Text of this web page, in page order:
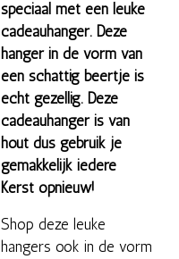
speciaal met een leuke
cadeauhanger. Deze
hanger in de vorm van
een schattig beertje is
echt gezellig. Deze
cadeauhanger is van
hout dus gebruik je
gemakkelijk iedere
Kerst opnieuw!
Shop deze leuke
hangers ook in de vorm